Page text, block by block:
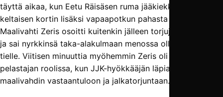
täyttä aikaa, kun Eetu Räisäsen ruma jääkiekkotaklaus toi
keltaisen kortin lisäksi vapaapotkun pahasta paikasta.
Maalivahti Zeris osoitti kuitenkin jälleen torjujan taitojaan,
ja sai nyrkkinsä taka-alakulmaan menossa olleen pallon
tielle. Viitisen minuuttia myöhemmin Zeris oli jälleen
pelastajan roolissa, kun JJK-hyökkääjän läpiajo tyrehtyi
maalivahdin vastaantuloon ja jalkatorjuntaan.